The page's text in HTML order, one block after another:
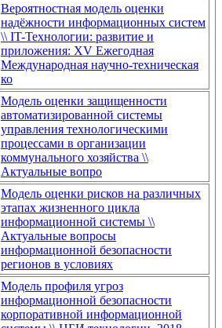
Вероятностная модель оценки
надёжности информационных систем
\\ IT-Технологии: развитие и
приложения: XV Ежегодная
Международная научно-техническая
ко
Модель оценки защищенности
автоматизированной системы
управления технологическими
процессами в организации
коммунального хозяйства \\
Актуальные вопро
Модель оценки рисков на различных
этапах жизненного цикла
информационной системы \\
Актуальные вопросы
информационной безопасности
регионов в условиях
Модель профиля угроз
информационной безопасности
корпоративной информационной